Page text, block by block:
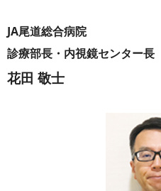
JA尾道総合病院
診療部長・内視鏡センター長
花田 敬士